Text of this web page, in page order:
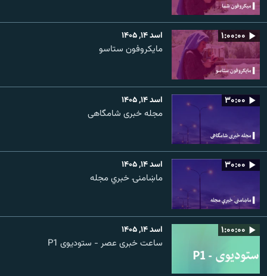
۱:۰۰:۰۰ اسد ۱۴, ۱۴۰۵
مایکروفون ستاسو
۳۰:۰۰ اسد ۱۴, ۱۴۰۵
مجله خبری شامگاهی
۳۰:۰۰ اسد ۱۴, ۱۴۰۵
ماښامنۍ خبري مجله
۱:۰۰:۰۰ اسد ۱۴, ۱۴۰۵
ساعت خبری عصر - ستودیوی P1